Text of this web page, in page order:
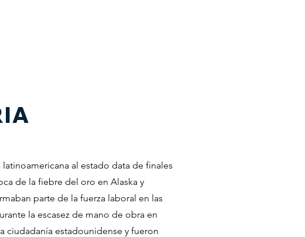
al estado data de finales
de la fiebre del oro en Alaska y
parte de la fuerza laboral en las
la escasez de mano de obra en
ciudadanía estadounidense y fueron